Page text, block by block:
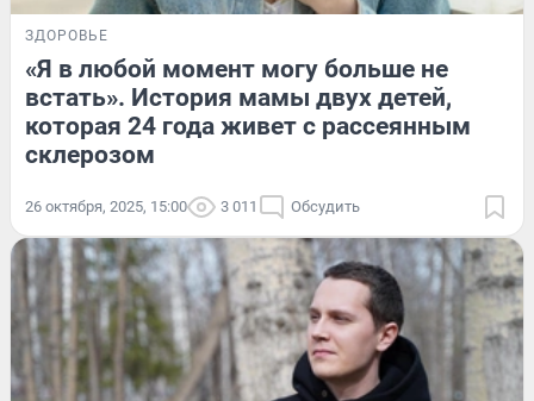
ЗДОРОВЬЕ
«Я в любой момент могу больше не
встать». История мамы двух детей,
которая 24 года живет с рассеянным
склерозом
26 октября, 2025, 15:00 3 011 Обсудить